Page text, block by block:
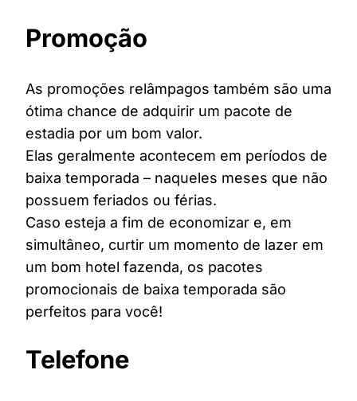
Promoção
As promoções relâmpagos também são uma
ótima chance de adquirir um pacote de
estadia por um bom valor.
Elas geralmente acontecem em períodos de
baixa temporada – naqueles meses que não
possuem feriados ou férias.
Caso esteja a fim de economizar e, em
simultâneo, curtir um momento de lazer em
um bom hotel fazenda, os pacotes
promocionais de baixa temporada são
perfeitos para você!
Telefone